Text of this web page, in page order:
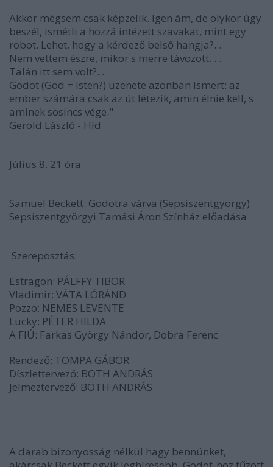
Akkor mégsem csak képzelik. Igen ám, de olykor úgy
beszél, ismétli a hozzá intézett szavakat, mint egy
robot. Lehet, hogy a kérdező belső hangja?...
Nem vettem észre, mikor s merre távozott. ...
Talán itt sem volt?...
Godot (God = isten?) üzenete azonban ismert: az
ember számára csak az út létezik, amin élnie kell, s
aminek sosincs vége."
Gerold László - Híd
Július 8. 21 óra
Samuel Beckett: Godotra várva (Sepsiszentgyörgy)
Sepsiszentgyörgyi Tamási Áron Színház előadása
Szereposztás:
Estragon: PÁLFFY TIBOR
Vladimir: VÁTA LÓRÁND
Pozzo: NEMES LEVENTE
Lucky: PÉTER HILDA
A FIÚ: Farkas György Nándor, Dobra Ferenc
Rendező: TOMPA GÁBOR
Díszlettervező: BOTH ANDRÁS
Jelmeztervező: BOTH ANDRÁS
A darab bizonyosság nélkül hagy bennünket,